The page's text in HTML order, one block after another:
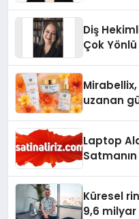
Diş
Çok
uzanan
Laptop
Satmanın
Küresel
9,6